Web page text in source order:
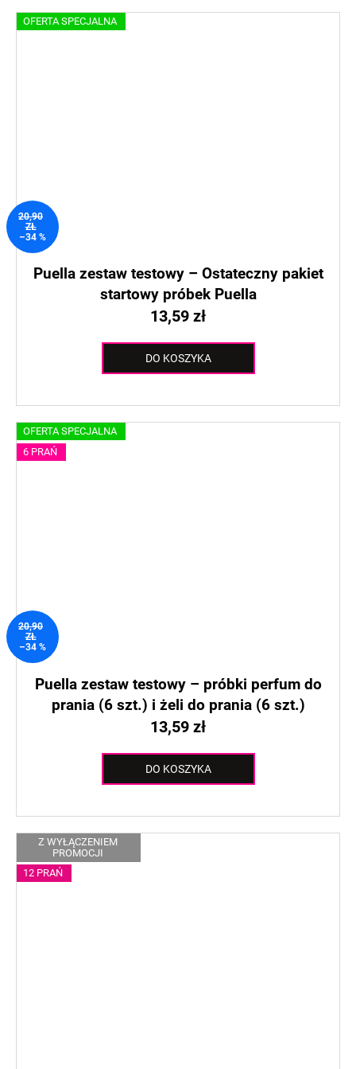
OFERTA SPECJALNA
20,90
ZŁ
–34 %
Puella zestaw testowy – Ostateczny pakiet
startowy próbek Puella
13,59 zł
DO KOSZYKA
OFERTA SPECJALNA
6 PRAŃ
20,90
ZŁ
–34 %
Puella zestaw testowy – próbki perfum do
prania (6 szt.) i żeli do prania (6 szt.)
13,59 zł
DO KOSZYKA
Z WYŁĄCZENIEM
PROMOCJI
12 PRAŃ